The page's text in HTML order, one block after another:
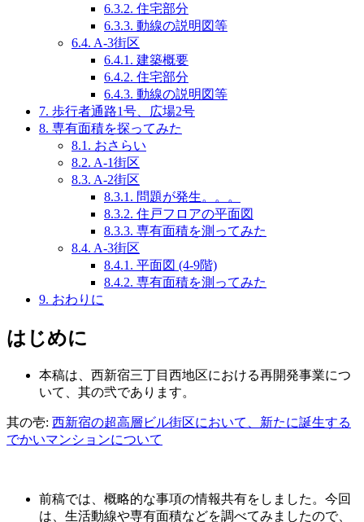
6.3.2. 住宅部分
6.3.3. 動線の説明図等
6.4. A-3街区
6.4.1. 建築概要
6.4.2. 住宅部分
6.4.3. 動線の説明図等
7. 歩行者通路1号、広場2号
8. 専有面積を探ってみた
8.1. おさらい
8.2. A-1街区
8.3. A-2街区
8.3.1. 問題が発生。。。
8.3.2. 住戸フロアの平面図
8.3.3. 専有面積を測ってみた
8.4. A-3街区
8.4.1. 平面図 (4-9階)
8.4.2. 専有面積を測ってみた
9. おわりに
はじめに
本稿は、西新宿三丁目西地区における再開発事業につ
いて、其の弐であります。
其の壱: 西新宿の超高層ビル街区において、新たに誕生する
でかいマンションについて
前稿では、概略的な事項の情報共有をしました。今回
は、生活動線や専有面積などを調べてみましたので、